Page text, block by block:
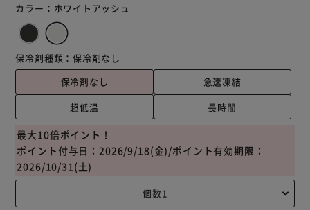
カラー： ホワイトアッシュ
保冷剤種類：保冷剤なし
保冷剤なし
急速凍結
超低温
長時間
最大10倍ポイント！
ポイント付与日：2026/9/18(金)/ポイント有効期限：
2026/10/31(土)